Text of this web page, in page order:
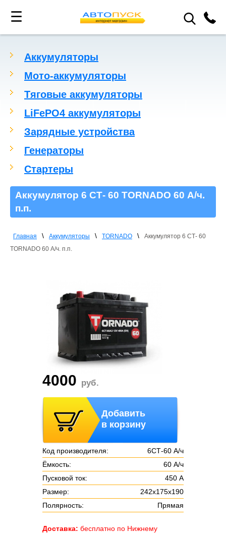
☰
Аккумуляторы
Мото-аккумуляторы
Тяговые аккумуляторы
LiFePO4 аккумуляторы
Зарядные устройства
Генераторы
Стартеры
Аккумулятор 6 СТ- 60 TORNADO 60 А/ч.
п.п.
Главная \ Аккумуляторы \ TORNADO \
Аккумулятор 6 СТ- 60
TORNADO 60 А/ч. п.п.
4000 руб.
Добавить
в корзину
Код производителя:
6СТ-60 А/ч
Ёмкость:
60 А/ч
Пусковой ток:
450 А
Размер:
242x175x190
Полярность:
Прямая
Доставка: бесплатно по Нижнему